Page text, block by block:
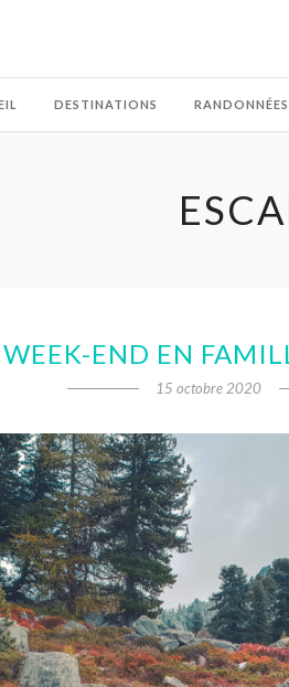
DESTINATIONS RANDONNÉES
END EN
15 octobre 2020